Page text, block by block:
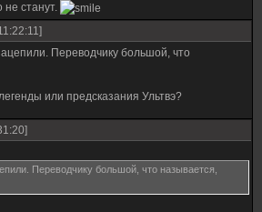
не станут.
Переводчику большой, что
или предсказания Ультвэ?
Переводчику большой, что называется,